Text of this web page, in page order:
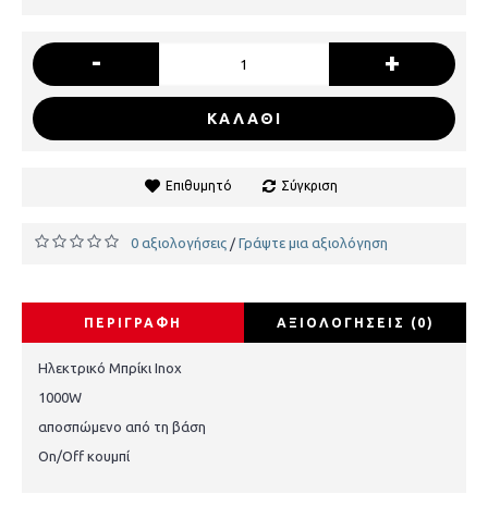
- +
ΚΑΛΆΘΙ
Επιθυμητό Σύγκριση
0 αξιολογήσεις / Γράψτε μια αξιολόγηση
ΠΕΡΙΓΡΑΦΉ ΑΞΙΟΛΟΓΉΣΕΙΣ (0)
Ηλεκτρικό Μπρίκι Inox
1000W
αποσπώμενο από τη βάση
On/Off κουμπί